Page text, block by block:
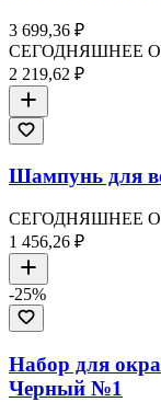
3 699,36 ₽
СЕГОДНЯШНЕЕ
2 219,62 ₽
Шампунь для
СЕГОДНЯШНЕЕ
1 456,26 ₽
-25%
Набор для
Черный №1